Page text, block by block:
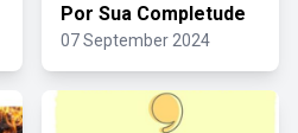
Por Sua Completude
07 September 2024